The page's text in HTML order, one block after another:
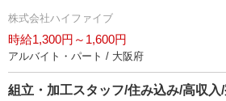
株式会社ハイファイブ
時給1,300円～1,600円
アルバイト・パート / 大阪府
組立・加工スタッフ/住み込み/高収入